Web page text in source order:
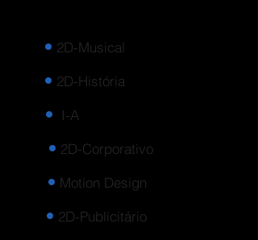
2D-Musical
2D-História
I-A
2D-Corporativo
Motion Design
2D-Publicitário